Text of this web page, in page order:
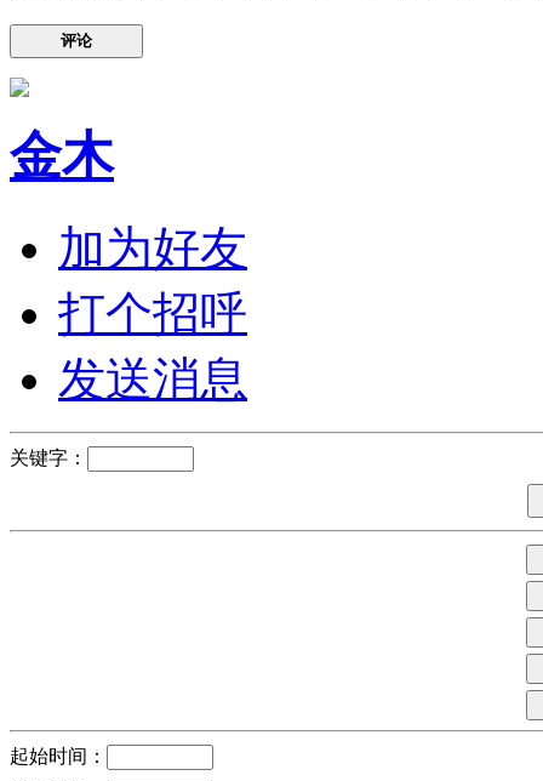
评论
金木
加为好友
打个招呼
发送消息
关键字：
起始时间：